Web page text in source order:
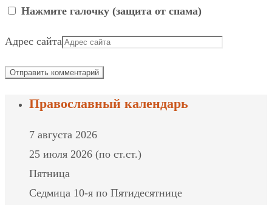
Нажмите галочку (защита от спама)
Адрес сайта
Православный календарь
7 августа 2026
25 июля 2026 (по ст.ст.)
Пятница
Седмица 10-я по Пятидесятнице